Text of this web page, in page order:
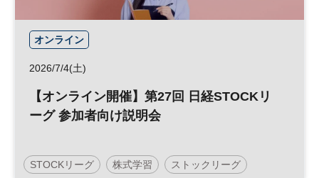
オンライン
2026/7/4(土)
【オンライン開催】第27回 日経STOCKリ
ーグ 参加者向け説明会
STOCKリーグ 株式学習 ストックリーグ